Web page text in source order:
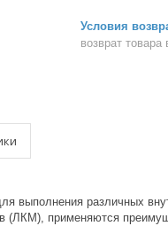
возврат
выполнения различных
(ЛКМ), применяются